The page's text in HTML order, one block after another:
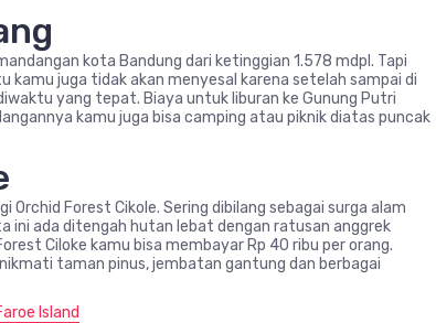
kota Bandung dari ketinggian 1.578 mdpl. Tapi
kamu juga tidak akan menyesal karena setelah sampai di
yang tepat. Biaya untuk liburan ke Gunung Putri
kamu juga bisa camping atau piknik diatas puncak
Orchid Forest Cikole. Sering dibilang sebagai surga alam
ini ada ditengah hutan lebat dengan ratusan anggrek
Ciloke kamu bisa membayar Rp 40 ribu per orang.
taman pinus, jembatan gantung dan berbagai
Island